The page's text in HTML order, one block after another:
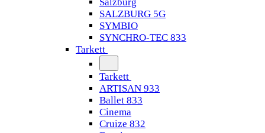
SALZBURG 5G
SYMBIO
SYNCHRO-TEC 833
Tarkett
Tarkett
ARTISAN 933
Ballet 833
Cinema
Cruize 832